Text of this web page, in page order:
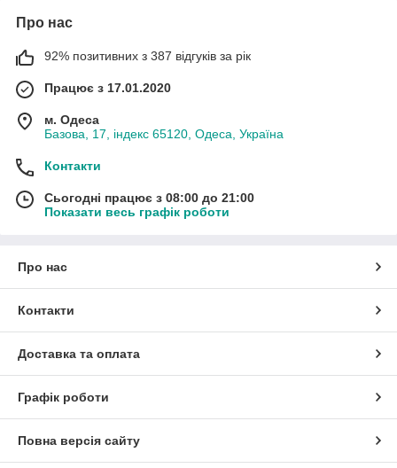
Про нас
92% позитивних з 387 відгуків за рік
Працює з 17.01.2020
м. Одеса
Базова, 17, індекс 65120, Одеса, Україна
Контакти
Сьогодні працює з 08:00 до 21:00
Показати весь графік роботи
Про нас
Контакти
Доставка та оплата
Графік роботи
Повна версія сайту